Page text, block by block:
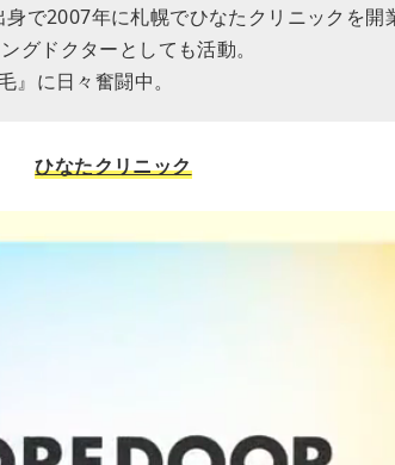
で2007年に札幌でひなたクリニックを開
グドクターとしても活動。
に日々奮闘中。
ひなたクリニック